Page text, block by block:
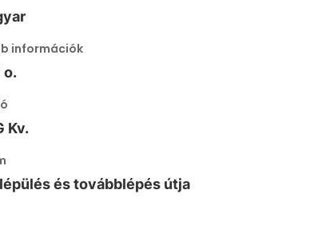
információk
o.
Kv.
és továbblépés útja